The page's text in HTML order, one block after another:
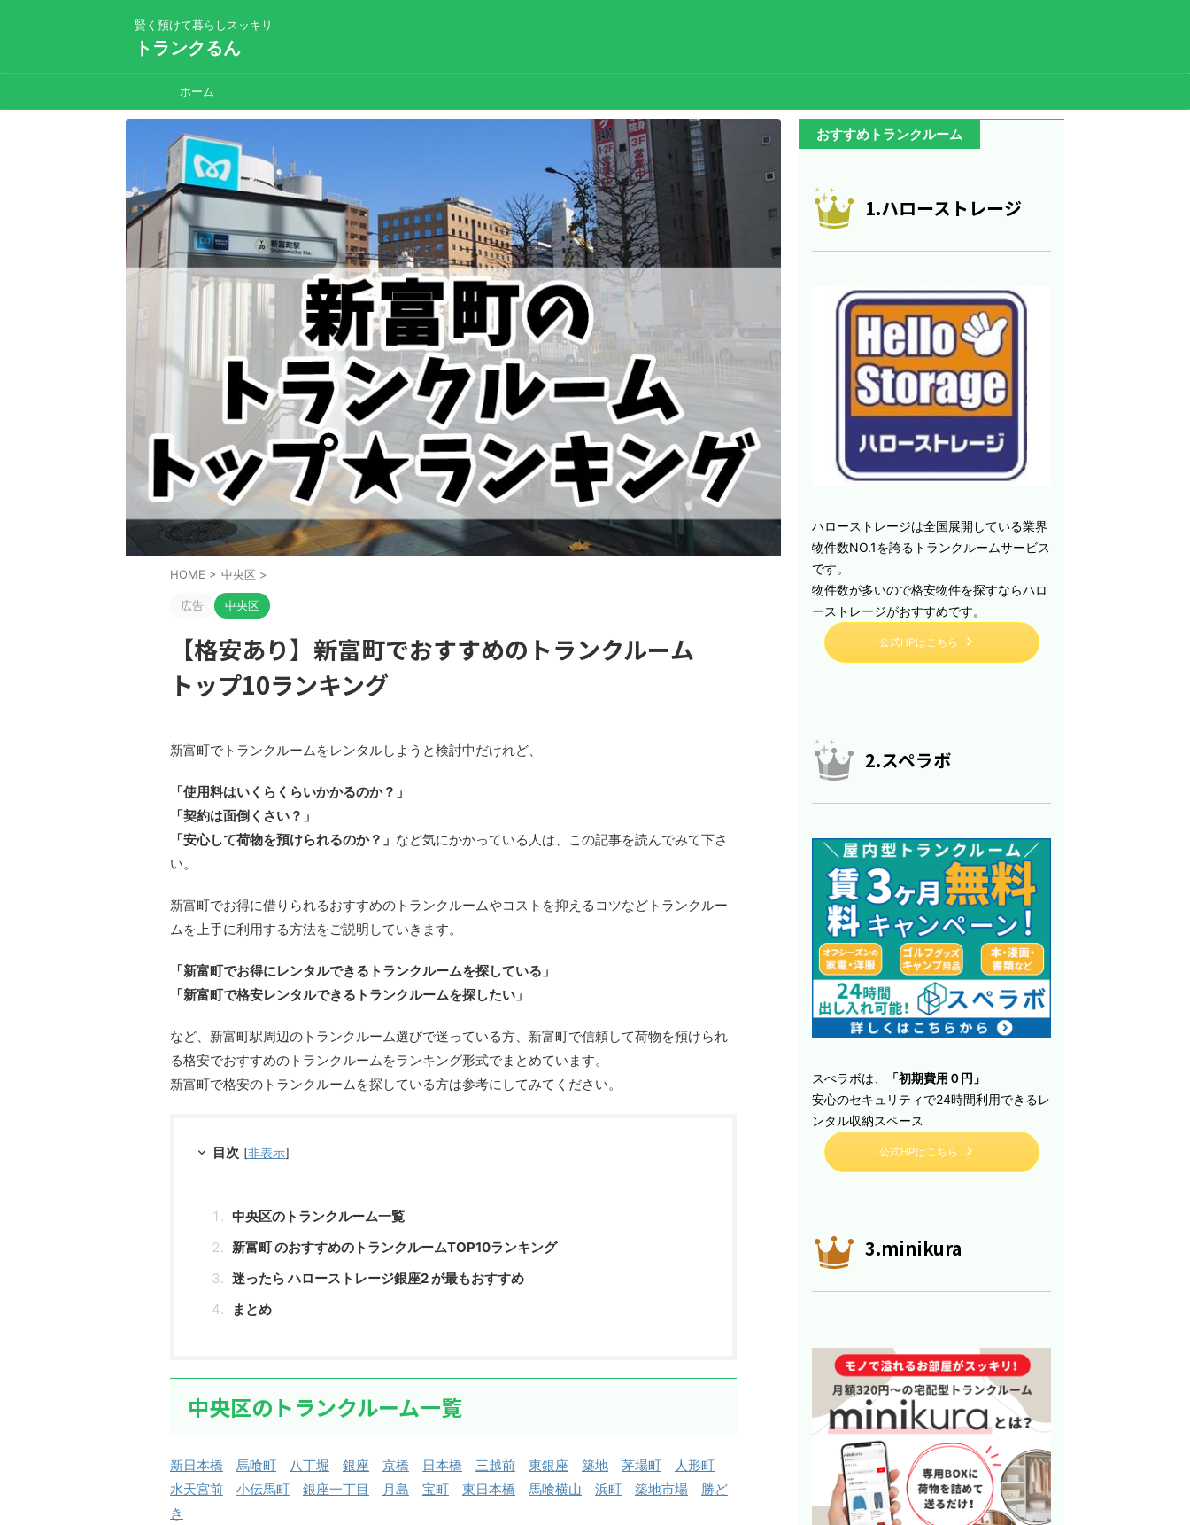
賢く預けて暮らしスッキリ
トランクるん
ホーム
HOME > 中央区 >
広告 中央区
【格安あり】新富町でおすすめのトランクルーム
トップ10ランキング
新富町でトランクルームをレンタルしようと検討中だけれど、
「使用料はいくらくらいかかるのか？」
「契約は面倒くさい？」
「安心して荷物を預けられるのか？」 など気にかかっている人は、この記事を読んでみて下さ
い。
新富町でお得に借りられるおすすめのトランクルームやコストを抑えるコツなどトランクルー
ムを上手に利用する方法をご説明していきます。
「新富町でお得にレンタルできるトランクルームを探している」
「新富町で格安レンタルできるトランクルームを探したい」
など、新富町駅周辺のトランクルーム選びで迷っている方、新富町で信頼して荷物を預けられ
る格安でおすすめのトランクルームをランキング形式でまとめています。
新富町で格安のトランクルームを探している方は参考にしてみてください。
目次 [非表示]
中央区のトランクルーム一覧
新富町 のおすすめのトランクルームTOP10ランキング
迷ったら ハローストレージ銀座2 が最もおすすめ
まとめ
中央区のトランクルーム一覧
新日本橋 馬喰町 八丁堀 銀座 京橋 日本橋 三越前 東銀座 築地 茅場町
人形町
水天宮前
小伝馬町 銀座一丁目 月島 宝町 東日本橋 馬喰横山 浜町 築地市場
勝ど
き
おすすめトランクルーム
1.ハローストレージ
ハローストレージは全国展開している業界
物件数NO.1を誇るトランクルームサービス
です。
物件数が多いので格安物件を探すならハロ
ーストレージがおすすめです。
公式HPはこちら
2.スペラボ
スぺラボは、
「初期費用０円」
安心のセキュリティで24時間利用できるレ
ンタル収納スペース
公式HPはこちら
3.minikura